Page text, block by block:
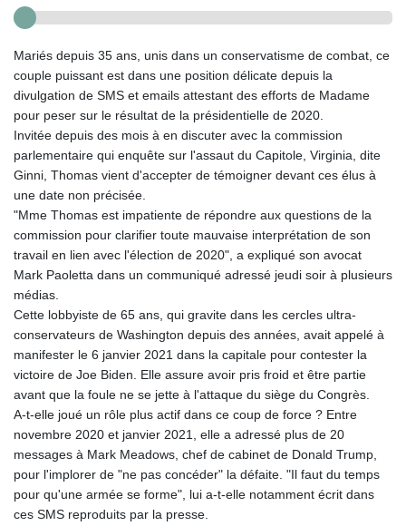
Mariés depuis 35 ans, unis dans un conservatisme de combat, ce
couple puissant est dans une position délicate depuis la
divulgation de SMS et emails attestant des efforts de Madame
pour peser sur le résultat de la présidentielle de 2020.
Invitée depuis des mois à en discuter avec la commission
parlementaire qui enquête sur l'assaut du Capitole, Virginia, dite
Ginni, Thomas vient d'accepter de témoigner devant ces élus à
une date non précisée.
"Mme Thomas est impatiente de répondre aux questions de la
commission pour clarifier toute mauvaise interprétation de son
travail en lien avec l'élection de 2020", a expliqué son avocat
Mark Paoletta dans un communiqué adressé jeudi soir à plusieurs
médias.
Cette lobbyiste de 65 ans, qui gravite dans les cercles ultra-
conservateurs de Washington depuis des années, avait appelé à
manifester le 6 janvier 2021 dans la capitale pour contester la
victoire de Joe Biden. Elle assure avoir pris froid et être partie
avant que la foule ne se jette à l'attaque du siège du Congrès.
A-t-elle joué un rôle plus actif dans ce coup de force ? Entre
novembre 2020 et janvier 2021, elle a adressé plus de 20
messages à Mark Meadows, chef de cabinet de Donald Trump,
pour l'implorer de "ne pas concéder" la défaite. "Il faut du temps
pour qu'une armée se forme", lui a-t-elle notamment écrit dans
ces SMS reproduits par la presse.